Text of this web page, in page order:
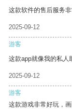
这款软件的售后服务
2025-09-12
游客
这款app就像我的私人
2025-09-12
游客
这款游戏非常好玩，